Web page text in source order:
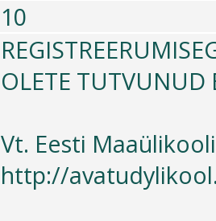
10
OLETE TUTVUNUD
Vt. Eesti
http://